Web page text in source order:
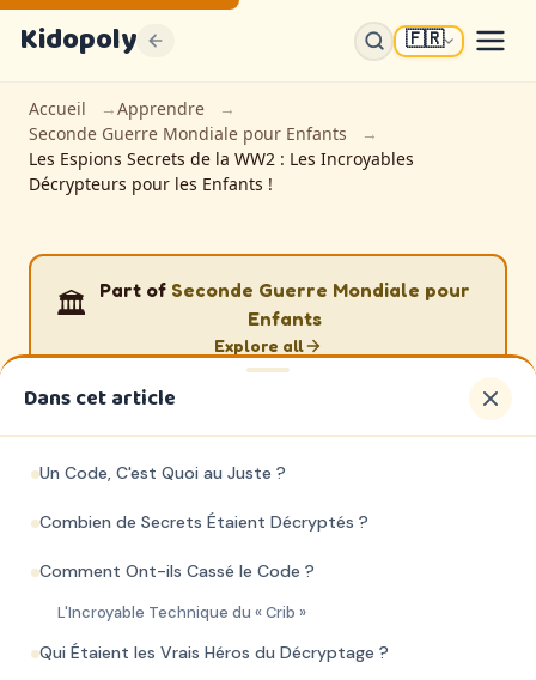
Kidopoly 🇫🇷
Accueil
Apprendre
Seconde Guerre Mondiale pour Enfants
Les Espions Secrets de la WW2 : Les Incroyables
Décrypteurs pour les Enfants !
🏛️ Part of Seconde Guerre Mondiale pour
Enfants
Explore all
Seconde Guerre Mondiale
Les Espions Secrets de la
WW2 : Les Incroyables
Décrypteurs pour les
Enfants !
Dans cet article
Un Code, C'est Quoi au Juste ?
Combien de Secrets Étaient Décryptés ?
Comment Ont-ils Cassé le Code ?
L'Incroyable Technique du « Crib »
Qui Étaient les Vrais Héros du Décryptage ?
K
Sign up for discounts, free content and
free weekly events guides
FREE EBOOK INCLUDED
10 Façons Dont les Enfants Apprennent
Vraiment
Ce que dit la science (que les écoles ignorent souvent)
Sign Up Free
We respect your privacy. Unsubscribe anytime.